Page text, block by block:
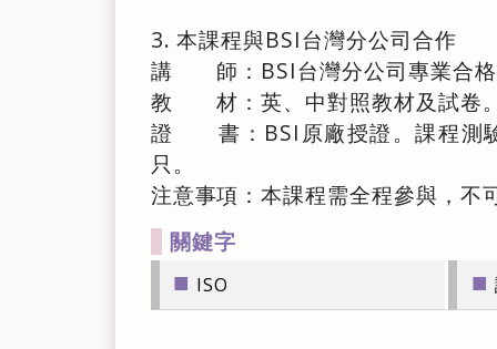
3. 本課程與BSI台灣分公司合作
講 師：BSI台灣分公司專業合格
教 材：英、中對照教材及試卷。
證 書：BSI原廠授證。課程測驗
只。
注意事項：本課程需全程參與，不
關鍵字
■ ISO ■